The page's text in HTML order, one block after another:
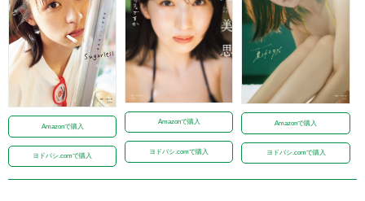
Amazonで購入
ヨドバシ.comで購入
Amazonで購入
ヨドバシ.comで購入
Amazonで購入
ヨドバシ.comで購入